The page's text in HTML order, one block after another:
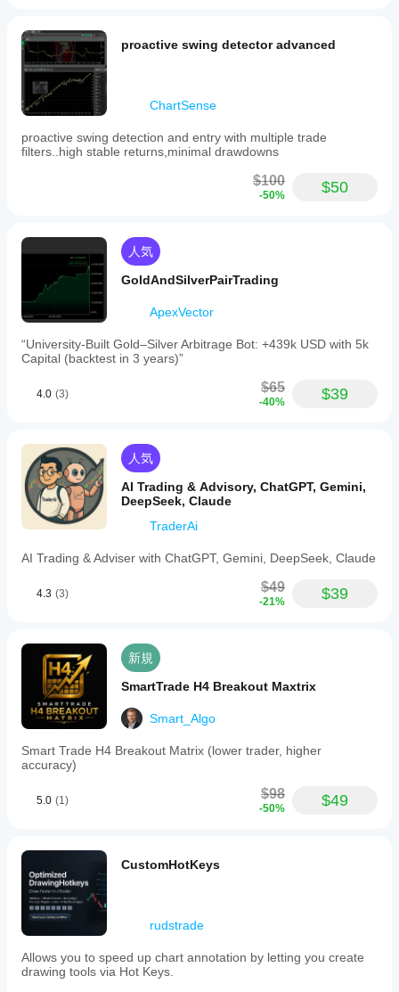
ド、
執行
品質
によ
って
異な
る場
合が
身の
でテ
スト
する
こと
で、
の使
用状
フォ
ーマ
ンス
を理
解す
るの
立ち
す。
proactive swing detector advanced
ChartSense
proactive swing detection and entry with multiple trade
filters..high stable returns,minimal drawdowns
$100
-50% $50
人気
GoldAndSilverPairTrading
ApexVector
“University-Built Gold–Silver Arbitrage Bot: +439k USD with 5k
Capital (backtest in 3 years)”
4.0 (3) $65
-40% $39
人気
AI Trading & Advisory, ChatGPT, Gemini,
DeepSeek, Claude
TraderAi
AI Trading & Adviser with ChatGPT, Gemini, DeepSeek, Claude
4.3 (3) $49
-21% $39
新規
SmartTrade H4 Breakout Maxtrix
Smart_Algo
Smart Trade H4 Breakout Matrix (lower trader, higher
accuracy)
5.0 (1) $98
-50% $49
CustomHotKeys
rudstrade
Allows you to speed up chart annotation by letting you create
drawing tools via Hot Keys.